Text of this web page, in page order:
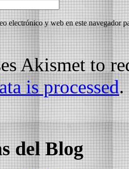
electrónico y web en este navegador
Akismet to
is processed.
del Blog